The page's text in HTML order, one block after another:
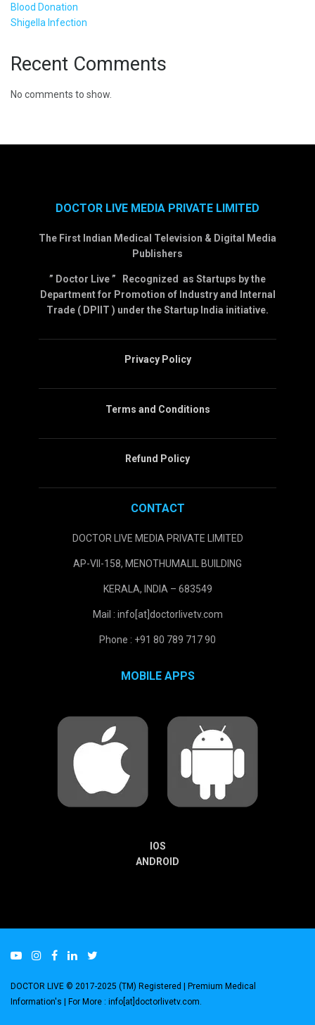
Blood Donation
Shigella Infection
Recent Comments
No comments to show.
DOCTOR LIVE MEDIA PRIVATE LIMITED
The First Indian Medical Television & Digital Media
Publishers
” Doctor Live ” Recognized as Startups by the
Department for Promotion of Industry and Internal
Trade ( DPIIT ) under the Startup India initiative.
Privacy Policy
Terms and Conditions
Refund Policy
CONTACT
DOCTOR LIVE MEDIA PRIVATE LIMITED
AP-VII-158, MENOTHUMALIL BUILDING
KERALA, INDIA – 683549
Mail : info[at]doctorlivetv.com
Phone : +91 80 789 717 90
MOBILE APPS
IOS
ANDROID
DOCTOR LIVE © 2017-2025 (TM) Registered | Premium Medical
Information's | For More : info[at]doctorlivetv.com